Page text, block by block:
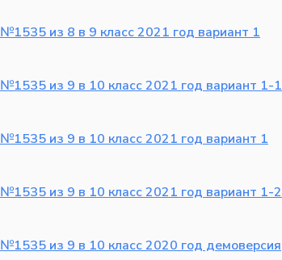
из 8 в 9 класс 2021 год вариант 1
из 9 в 10 класс 2021 год вариант 1-1
из 9 в 10 класс 2021 год вариант 1
из 9 в 10 класс 2021 год вариант 1-2
из 9 в 10 класс 2020 год демоверсия